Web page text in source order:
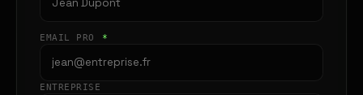
EMAIL PRO *
ENTREPRISE